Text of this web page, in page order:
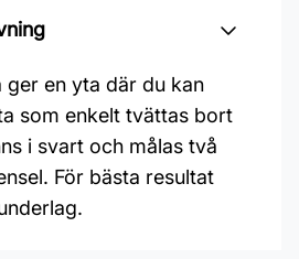
ger en yta där du kan
som enkelt tvättas bort
i svart och målas två
För bästa resultat